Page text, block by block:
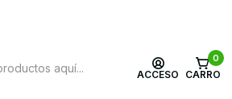
ACCESO
0
CARRO